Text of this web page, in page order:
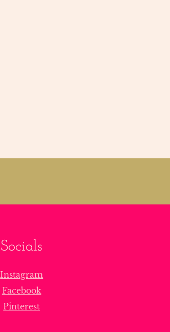
Socials
Instagram
Facebook
Pinterest